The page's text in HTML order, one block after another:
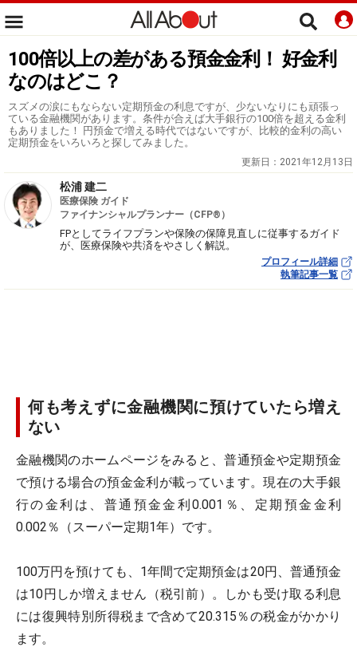
100倍以上の差がある預金金利！ 好金利
なのはどこ？
スズメの涙にもならない定期預金の利息ですが、少ないなりにも頑張っ
ている金融機関があります。条件が合えば大手銀行の100倍を超える金利
もありました！ 円預金で増える時代ではないですが、比較的金利の高い
定期預金をいろいろと探してみました。
更新日： 2021年12月13日
松浦 建二
医療保険 ガイド
ファイナンシャルプランナー（CFP®）
FPとしてライフプランや保険の保障見直しに従事するガイド
が、医療保険や共済をやさしく解説。
プロフィール詳細
執筆記事一覧
何も考えずに金融機関に預けていたら増え
ない
金融機関のホームページをみると、普通預金や定期預金
で預ける場合の預金金利が載っています。現在の大手銀
行の金利は、普通預金金利0.001％、定期預金金利
0.002％（スーパー定期1年）です。
100万円を預けても、1年間で定期預金は20円、普通預金
は10円しか増えません（税引前）。しかも受け取る利息
には復興特別所得税まで含めて20.315％の税金がかかり
ます。